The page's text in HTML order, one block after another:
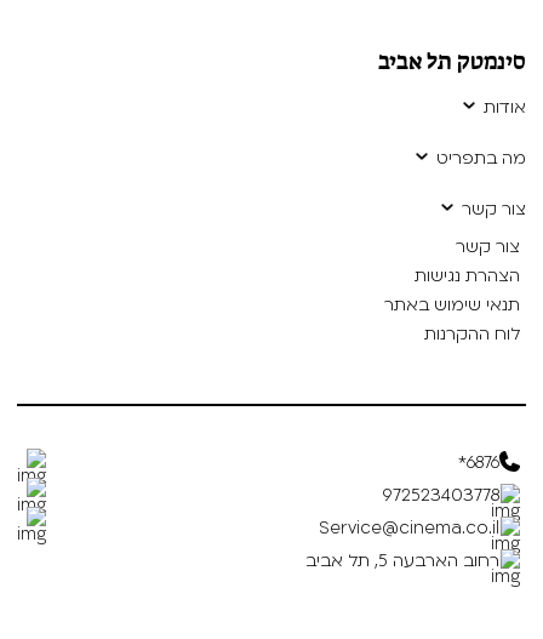
סינמטק תל אביב
אודות
מה בתפריט
צור קשר
צור קשר
הצהרת נגישות
תנאי שימוש באתר
לוח ההקרנות
6876*
972523403778
Service@cinema.co.il
רחוב הארבעה 5, תל אביב